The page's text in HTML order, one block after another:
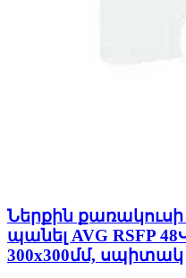
Ներքին
պանել AVG RSFP
300x300մմ, սպիտակ